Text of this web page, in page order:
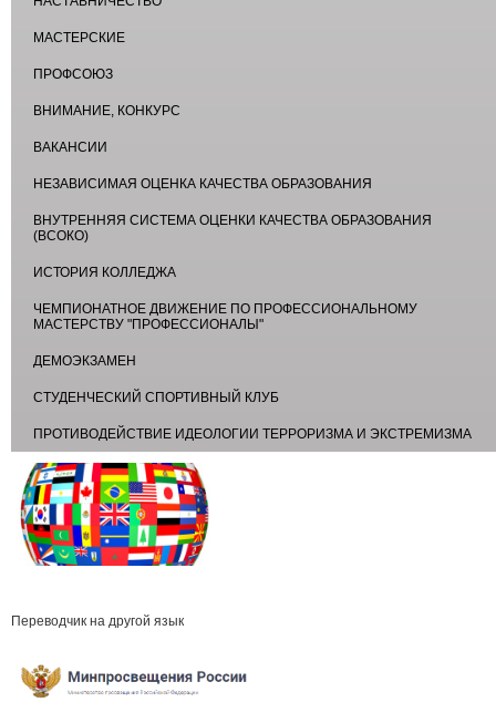
МАСТЕРСКИЕ
ПРОФСОЮЗ
ВНИМАНИЕ, КОНКУРС
ВАКАНСИИ
НЕЗАВИСИМАЯ ОЦЕНКА КАЧЕСТВА ОБРАЗОВАНИЯ
ВНУТРЕННЯЯ СИСТЕМА ОЦЕНКИ КАЧЕСТВА ОБРАЗОВАНИЯ
(ВСОКО)
ИСТОРИЯ КОЛЛЕДЖА
ЧЕМПИОНАТНОЕ ДВИЖЕНИЕ ПО ПРОФЕССИОНАЛЬНОМУ
МАСТЕРСТВУ "ПРОФЕССИОНАЛЫ"
ДЕМОЭКЗАМЕН
СТУДЕНЧЕСКИЙ СПОРТИВНЫЙ КЛУБ
ПРОТИВОДЕЙСТВИЕ ИДЕОЛОГИИ ТЕРРОРИЗМА И ЭКСТРЕМИЗМА
Переводчик на другой язык